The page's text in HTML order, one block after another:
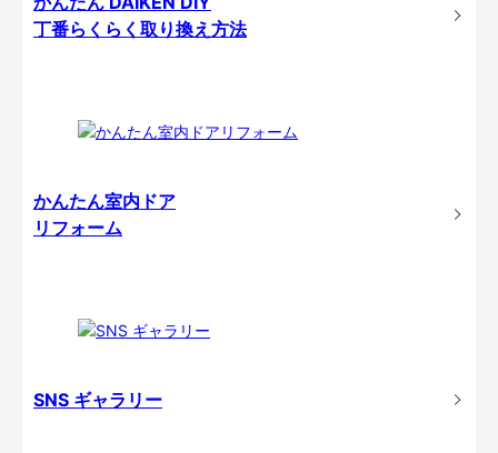
丁番らくらく取り換え方法
かんたん室内ドア
リフォーム
SNS ギャラリー